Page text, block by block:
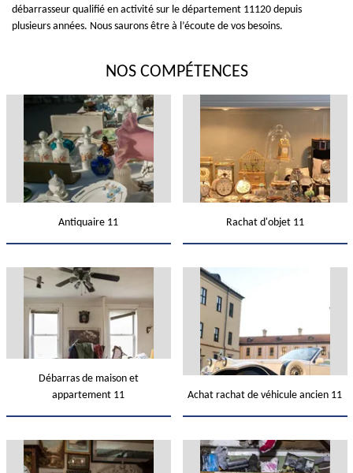
débarrasseur qualifié en activité sur le département 11120 depuis
plusieurs années. Nous saurons être à l’écoute de vos besoins.
NOS COMPÉTENCES
Antiquaire 11 Rachat d'objet 11
Débarras de maison et
appartement 11
Achat rachat de véhicule ancien 11